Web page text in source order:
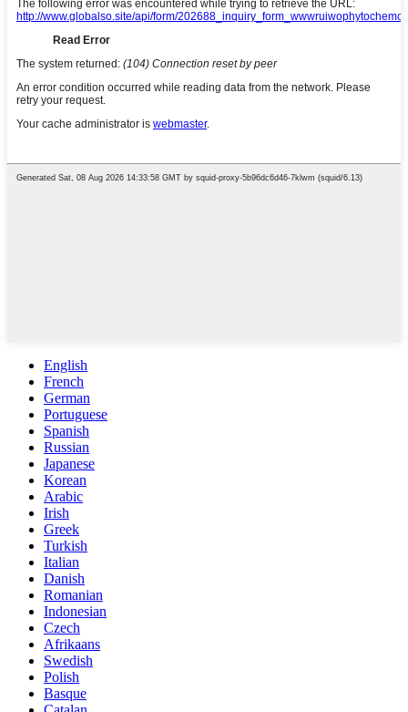
English
French
German
Portuguese
Spanish
Russian
Japanese
Korean
Arabic
Irish
Greek
Turkish
Italian
Danish
Romanian
Indonesian
Czech
Afrikaans
Swedish
Polish
Basque